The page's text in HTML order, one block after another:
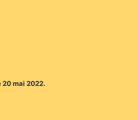
20 mai 2022.